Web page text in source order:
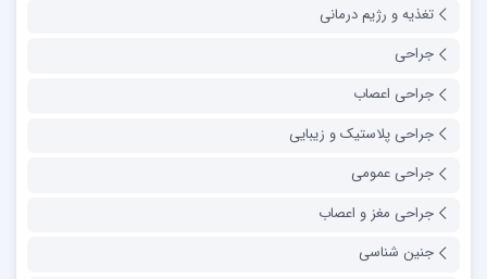
تغذیه و رژیم درمانی
جراحی
جراحی اعصاب
جراحی پلاستیک و زیبایی
جراحی عمومی
جراحی مغز و اعصاب
جنین شناسی